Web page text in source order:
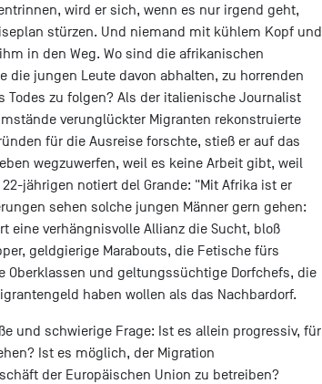
wird er sich, wenn es nur irgend geht,
stürzen. Und niemand mit kühlem Kopf und
in den Weg. Wo sind die afrikanischen
die jungen Leute davon abhalten, zu horrenden
Todes zu folgen? Als der italienische Journalist
verunglückter Migranten rekonstruierte
für die Ausreise forschte, stieß er auf das
wegzuwerfen, weil es keine Arbeit gibt, weil
jährigen notiert del Grande: "Mit Afrika ist er
sehen solche jungen Männer gern gehen:
eine verhängnisvolle Allianz die Sucht, bloß
geldgierige Marabouts, die Fetische fürs
Oberklassen und geltungssüchtige Dorfchefs, die
haben wollen als das Nachbardorf.
und schwierige Frage: Ist es allein progressiv, für
Ist es möglich, der Migration
der Europäischen Union zu betreiben?